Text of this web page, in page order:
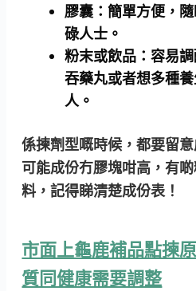
膠囊：簡單方便，
碌人士。
粉末或飲品：容易
吞藥丸或者想多種
人。
係揀劑型嘅時候，都要留
可能成份冇膠塊咁高，有
料，記得睇清楚成份表！
市面上龜鹿補品點揀
質同健康需要調整